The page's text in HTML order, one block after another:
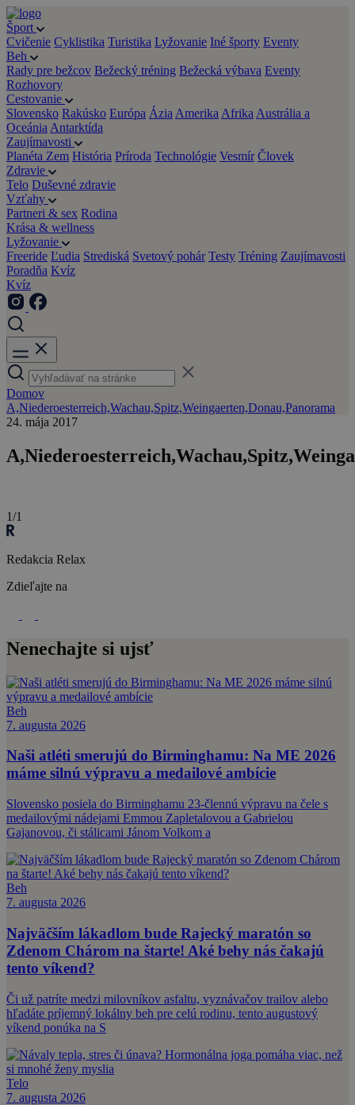
Šport
Cvičenie Cyklistika Turistika Lyžovanie Iné športy Eventy
Beh
Rady pre bežcov Bežecký tréning Bežecká výbava Eventy
Rozhovory
Cestovanie
Slovensko Rakúsko Európa Ázia Amerika Afrika Austrália a
Oceánia Antarktída
Zaujímavosti
Planéta Zem História Príroda Technológie Vesmír Človek
Zdravie
Telo Duševné zdravie
Vzťahy
Partneri & sex Rodina
Krása & wellness
Lyžovanie
Freeride Ľudia Strediská Svetový pohár Testy Tréning Zaujímavosti
Poradňa Kvíz
Kvíz
Domov
A,Niederoesterreich,Wachau,Spitz,Weingaerten,Donau,Panorama
24. mája 2017
1/1
Redakcia Relax
Zdieľajte na
Nenechajte si ujsť
Beh
7. augusta 2026
Naši atléti smerujú do Birminghamu: Na ME 2026
máme silnú výpravu a medailové ambície
Slovensko posiela do Birminghamu 23-člennú výpravu na čele s
medailovými nádejami Emmou Zapletalovou a Gabrielou
Gajanovou, či stálicami Jánom Volkom a
Beh
7. augusta 2026
Najväčším lákadlom bude Rajecký maratón so
Zdenom Chárom na štarte! Aké behy nás čakajú
tento víkend?
Či už patríte medzi milovníkov asfaltu, vyznávačov trailov alebo
hľadáte príjemný lokálny beh pre celú rodinu, tento augustový
víkend ponúka na S
Telo
7. augusta 2026